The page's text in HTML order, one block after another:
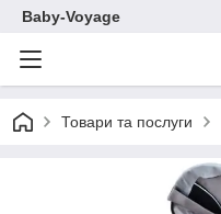
Baby-Voyage
Товари та послуги